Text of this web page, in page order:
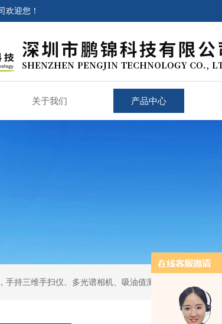
欢迎您！
关于我们 产品中心
手持三维手扫仪、多光谱相机、吸油值测试仪，求积仪，